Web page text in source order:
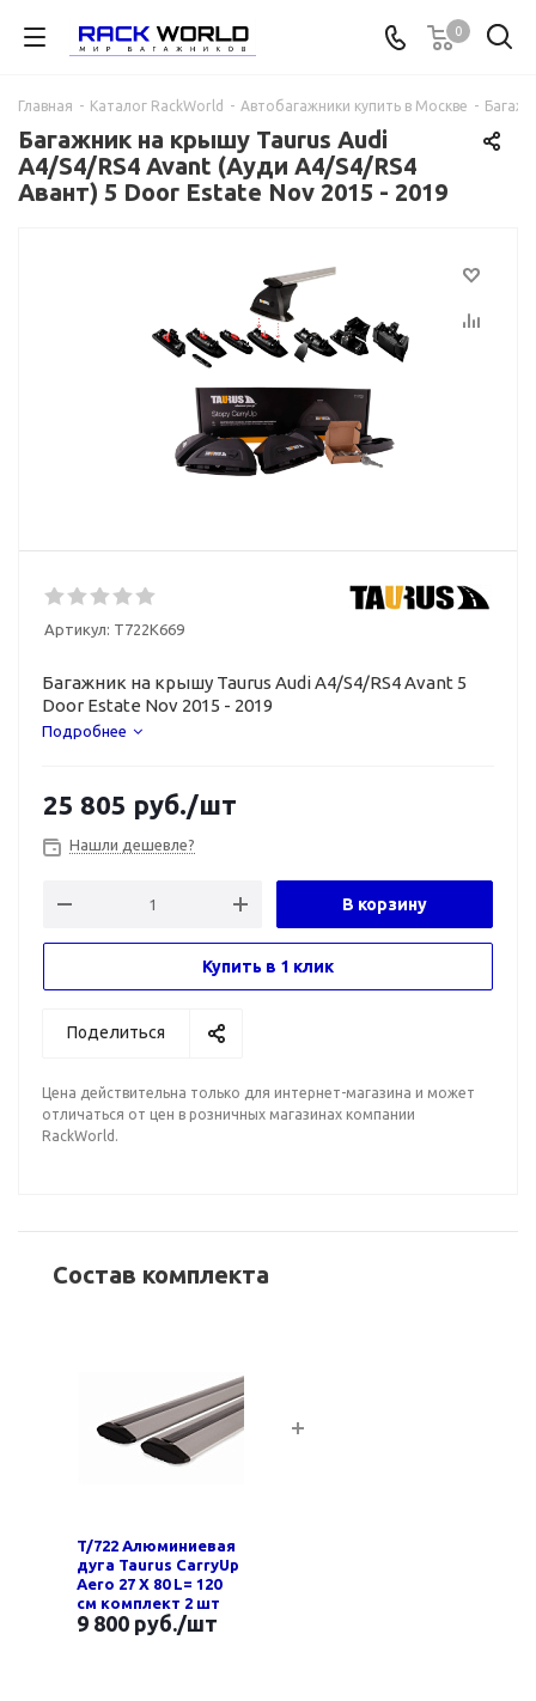
0
Главная - Каталог RackWorld - Автобагажники купить в Москве -
Багажник на крышу Taurus Audi
A4/S4/RS4 Avant (Ауди A4/S4/RS4
Авант) 5 Door Estate Nov 2015 - 2019
Артикул: T722K669
Багажник на крышу Taurus Audi A4/S4/RS4 Avant 5
Door Estate Nov 2015 - 2019
Подробнее
25 805 руб./шт
Нашли дешевле?
В корзину
Купить в 1 клик
Поделиться
Цена действительна только для интернет-магазина и может
отличаться от цен в розничных магазинах компании
RackWorld.
Состав комплекта
T/722 Алюминиевая
дуга Taurus CarryUp
Aero 27 Х 80 L= 120
см комплект 2 шт
9 800 руб./шт